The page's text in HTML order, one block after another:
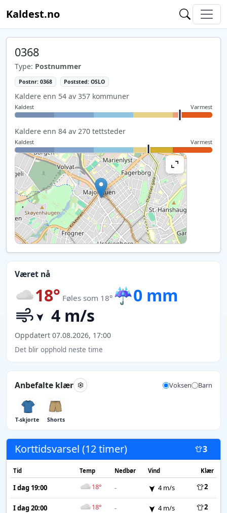
Kaldest.no
0368
Type: Postnummer
Postnr: 0368 Poststed: OSLO
Kaldere enn 54 av 357 kommuner
Kaldest Varmest
Kaldere enn 84 av 270 tettsteder
Kaldest Varmest
Været nå
18° Føles som 18° ☔0 mm
4 m/s
Oppdatert 07.08.2026, 17:00
Det blir opphold neste time
Anbefalte klær Voksen Barn
T-skjorte Shorts
Korttidsvarsel (12 timer) 3
Tid Temp Nedbør Vind Klær
I dag 19:00 18° - 4 m/s 2
I dag 20:00 18° - 4 m/s 2